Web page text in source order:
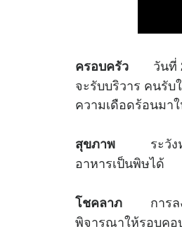
ครอบครัว วันที่
จะรับบริวาร คนรับ
ความเดือดร้อนมา
สุขภาพ ระวังหรื
อาหารเป็นพิษได้
โชคลาภ การลงทุ
พิจารณาให้รอบ